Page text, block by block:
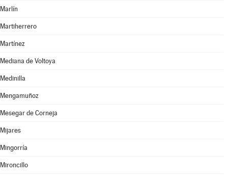
Marlín
Martiherrero
Martínez
Mediana de Voltoya
Medinilla
Mengamuñoz
Mesegar de Corneja
Mijares
Mingorría
Mironcillo